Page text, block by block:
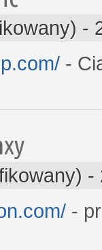
-
-
-
-